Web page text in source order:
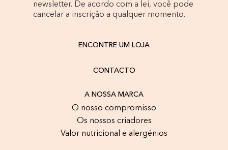
newsletter. De acordo com a lei, você pode
cancelar a inscrição a qualquer momento.
ENCONTRE UM LOJA
CONTACTO
A NOSSA MARCA
O nosso compromisso
Os nossos criadores
Valor nutricional e alergénios